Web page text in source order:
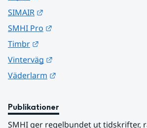
SIMAIR
SMHI Pro
Timbr
Vinterväg
Väderlarm
Publikationer
SMHI ger regelbundet ut tidskrifter,